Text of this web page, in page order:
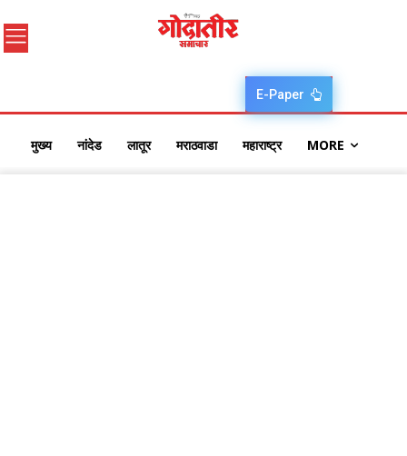
E-Paper
मुख्य नांदेड लातूर मराठवाडा महाराष्ट्र MORE